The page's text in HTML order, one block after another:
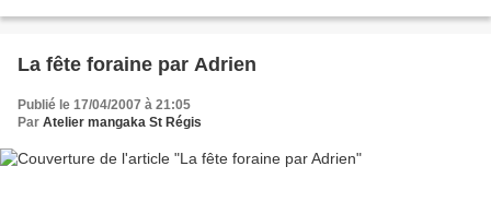
La fête foraine par Adrien
Publié le 17/04/2007 à 21:05
Par Atelier mangaka St Régis